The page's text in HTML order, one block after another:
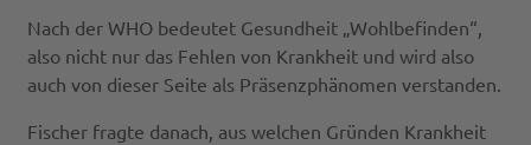
Nach der WHO bedeutet Gesundheit „Wohlbefinden“,
also nicht nur das Fehlen von Krankheit und wird also
auch von dieser Seite als Präsenzphänomen verstanden.
Fischer fragte danach, aus welchen Gründen Krankheit